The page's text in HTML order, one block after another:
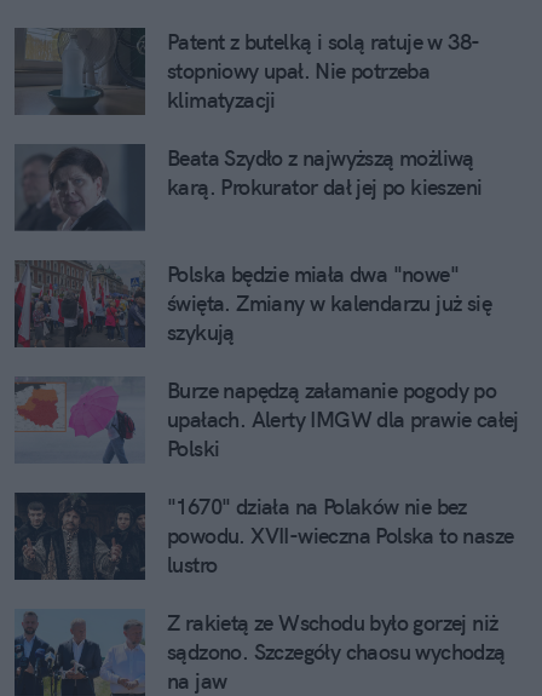
Patent z butelką i solą ratuje w 38-
stopniowy upał. Nie potrzeba
klimatyzacji
Beata Szydło z najwyższą możliwą
karą. Prokurator dał jej po kieszeni
Polska będzie miała dwa "nowe"
święta. Zmiany w kalendarzu już się
szykują
Burze napędzą załamanie pogody po
upałach. Alerty IMGW dla prawie całej
Polski
"1670" działa na Polaków nie bez
powodu. XVII-wieczna Polska to nasze
lustro
Z rakietą ze Wschodu było gorzej niż
sądzono. Szczegóły chaosu wychodzą
na jaw